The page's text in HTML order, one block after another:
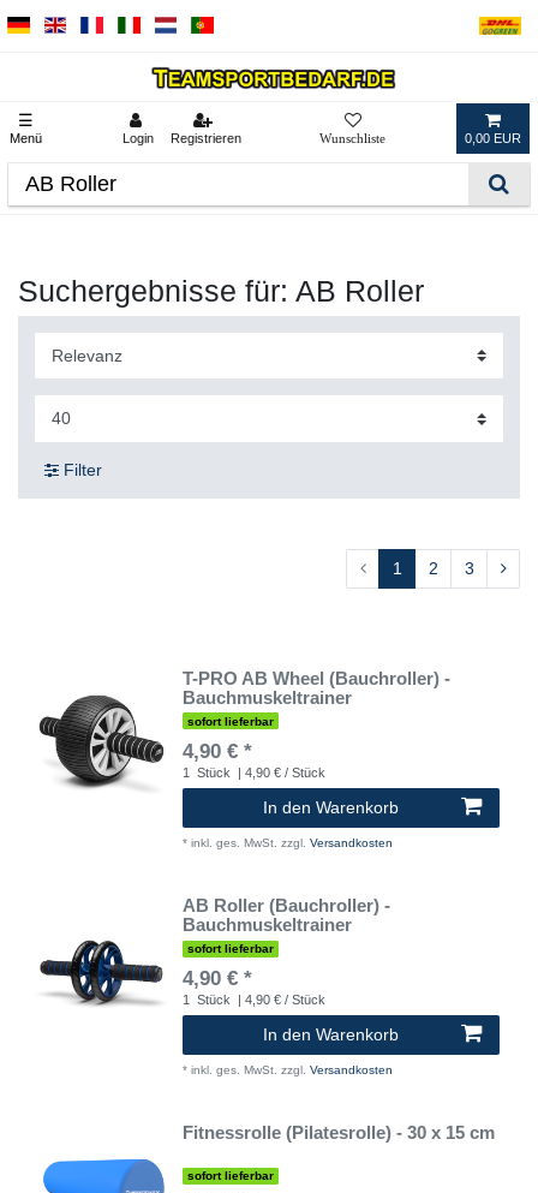
☰
Menü Login Registrieren 0,00 EUR
Suchergebnisse für: AB Roller
Filter
1 2 3
T-PRO AB Wheel (Bauchroller) -
Bauchmuskeltrainer
sofort lieferbar
4,90 € *
1 Stück | 4,90 € / Stück
In den Warenkorb
* inkl. ges. MwSt. zzgl. Versandkosten
AB Roller (Bauchroller) -
Bauchmuskeltrainer
sofort lieferbar
4,90 € *
1 Stück | 4,90 € / Stück
In den Warenkorb
* inkl. ges. MwSt. zzgl. Versandkosten
Fitnessrolle (Pilatesrolle) - 30 x 15 cm
sofort lieferbar